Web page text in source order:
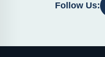
Follow Us: